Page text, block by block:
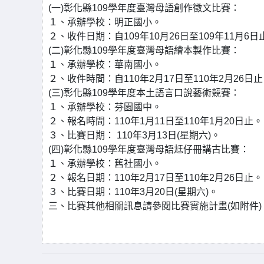
(一)彰化縣109學年度臺灣母語創作徵文比賽：
１、承辦學校：明正國小。
２、收件日期：自109年10月26日至109年11月6日
(二)彰化縣109學年度臺灣母語繪本製作比賽：
１、承辦學校：華南國小。
２、收件時間：自110年2月17日至110年2月26日止
(三)彰化縣109學年度本土語言口說藝術競賽：
１、承辦學校：芬園國中。
２、報名時間：110年1月11日至110年1月20日止。
３、比賽日期： 110年3月13日(星期六)。
(四)彰化縣109學年度臺灣母語尪仔冊講古比賽：
１、承辦學校：舊社國小。
２、報名日期：110年2月17日至110年2月26日止。
３、比賽日期：110年3月20日(星期六)。
三、比賽其他相關訊息請參閱比賽實施計畫(如附件)